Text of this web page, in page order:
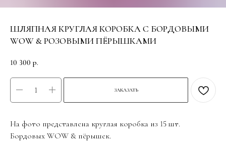
ШЛЯПНАЯ КРУГЛАЯ КОРОБКА С БОРДОВЫМИ
WOW & РОЗОВЫМИ ПЁРЫШКАМИ
10 300 р.
ЗАКАЗАТЬ
На фото представлена круглая коробка из 15 шт.
Бордовых WOW & пёрышек.